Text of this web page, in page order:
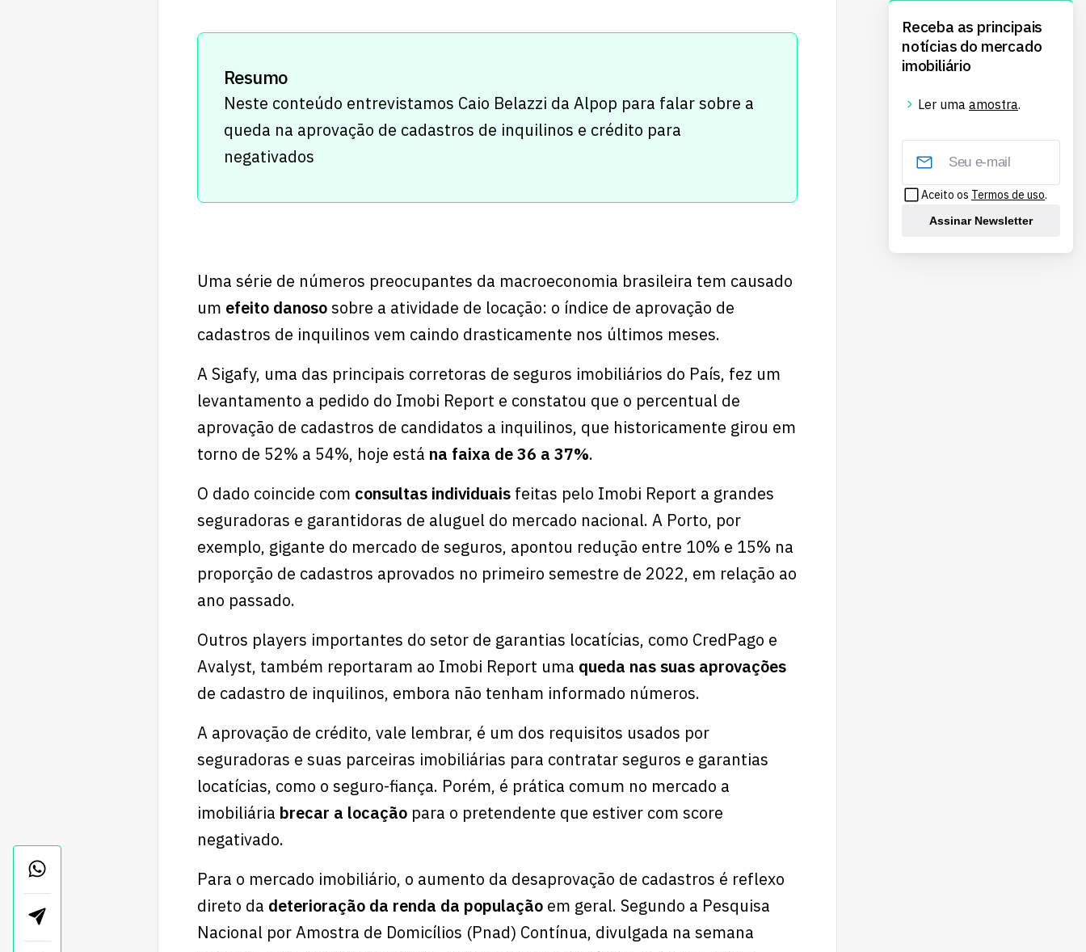
Resumo
Neste conteúdo entrevistamos Caio Belazzi da Alpop para falar sobre a
queda na aprovação de cadastros de inquilinos e crédito para
negativados
Uma série de números preocupantes da macroeconomia brasileira tem causado
um efeito danososobre a atividade de locação: o índice de aprovação de
cadastros de inquilinos vem caindo drasticamente nos últimos meses.
A Sigafy, uma das principais corretoras de seguros imobiliários do País, fez um
levantamento a pedido do Imobi Report e constatou que o percentual de
aprovação de cadastros de candidatos a inquilinos, que historicamente girou em
torno de 52% a 54%, hoje está na faixa de 36 a 37%.
O dado coincide com consultas individuais feitas pelo Imobi Report a grandes
seguradoras e garantidoras de aluguel do mercado nacional. A Porto, por
exemplo, gigante do mercado de seguros, apontou redução entre 10% e 15% na
proporção de cadastros aprovados no primeiro semestre de 2022, em relação ao
ano passado.
Outros players importantes do setor de garantias locatícias, como CredPago e
Avalyst, também reportaram ao Imobi Report uma queda nas suas aprovações
de cadastro de inquilinos, embora não tenham informado números.
A aprovação de crédito, vale lembrar, é um dos requisitos usados por
seguradoras e suas parceiras imobiliárias para contratar seguros e garantias
locatícias, como o seguro-fiança. Porém, é prática comum no mercado a
imobiliária brecar a locação para o pretendente que estiver com score
negativado.
Para o mercado imobiliário, o aumento da desaprovação de cadastros é reflexo
direto da deterioração da renda da população em geral. Segundo a Pesquisa
Nacional por Amostra de Domicílios (Pnad) Contínua, divulgada na semana
Receba as principais
notícias do mercado
imobiliário
Ler uma amostra.
Aceito os Termos de uso.
Assinar Newsletter